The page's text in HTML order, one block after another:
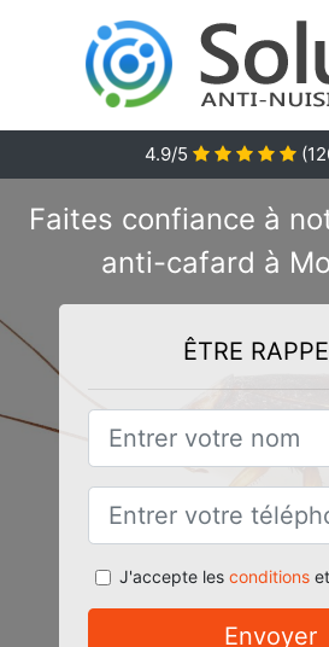
4.9/5 (
Faites confiance à
anti-cafard à
ÊTRE
J'accepte les conditionset
Envoyer